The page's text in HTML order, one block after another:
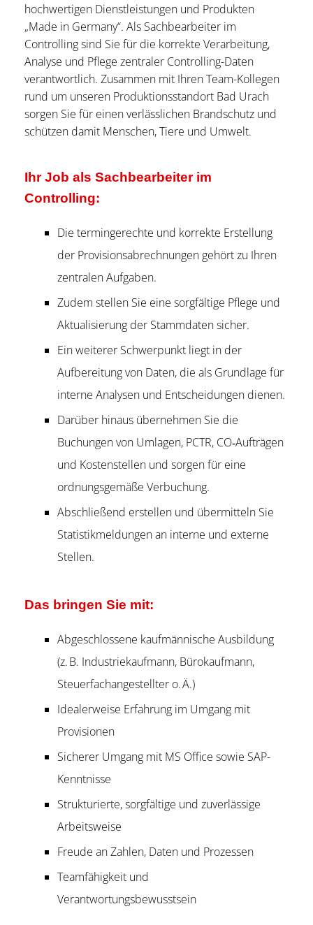
hochwertigen Dienstleistungen und Produkten
„Made in Germany“. Als Sachbearbeiter im
Controlling sind Sie für die korrekte Verarbeitung,
Analyse und Pflege zentraler Controlling-Daten
verantwortlich. Zusammen mit Ihren Team-Kollegen
rund um unseren Produktionsstandort Bad Urach
sorgen Sie für einen verlässlichen Brandschutz und
schützen damit Menschen, Tiere und Umwelt.
Ihr Job als Sachbearbeiter im
Controlling:
Die termingerechte und korrekte Erstellung
der Provisionsabrechnungen gehört zu Ihren
zentralen Aufgaben.
Zudem stellen Sie eine sorgfältige Pflege und
Aktualisierung der Stammdaten sicher.
Ein weiterer Schwerpunkt liegt in der
Aufbereitung von Daten, die als Grundlage für
interne Analysen und Entscheidungen dienen.
Darüber hinaus übernehmen Sie die
Buchungen von Umlagen, PCTR, CO‑Aufträgen
und Kostenstellen und sorgen für eine
ordnungsgemäße Verbuchung.
Abschließend erstellen und übermitteln Sie
Statistikmeldungen an interne und externe
Stellen.
Das bringen Sie mit:
Abgeschlossene kaufmännische Ausbildung
(z. B. Industriekaufmann, Bürokaufmann,
Steuerfachangestellter o. Ä.)
Idealerweise Erfahrung im Umgang mit
Provisionen
Sicherer Umgang mit MS Office sowie SAP-
Kenntnisse
Strukturierte, sorgfältige und zuverlässige
Arbeitsweise
Freude an Zahlen, Daten und Prozessen
Teamfähigkeit und
Verantwortungsbewusstsein